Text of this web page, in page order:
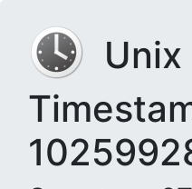
Unix